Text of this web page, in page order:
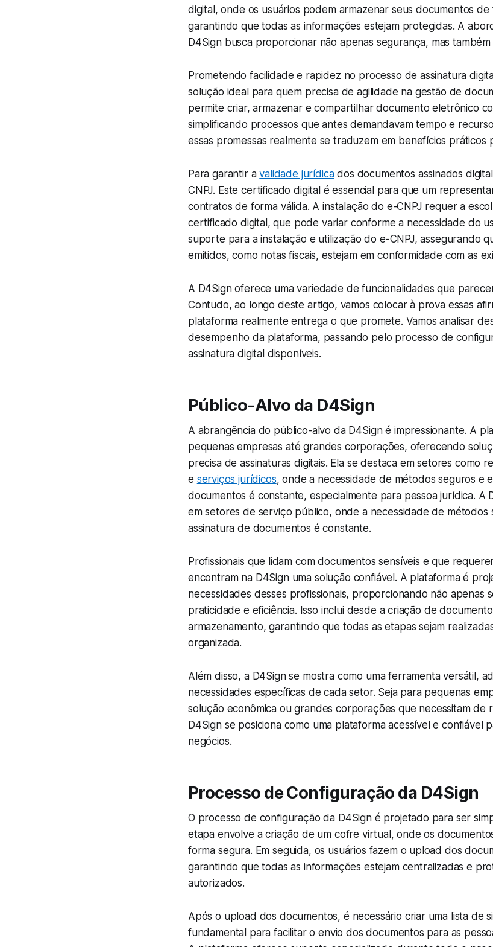
digital, onde os usuários podem armazenar seus documentos
garantindo que todas as informações estejam protegidas. A
D4Sign busca proporcionar não apenas segurança, mas
Prometendo facilidade e rapidez no processo de assinatura
solução ideal para quem precisa de agilidade na gestão de
permite criar, armazenar e compartilhar documento eletrônico
simplificando processos que antes demandavam tempo e
essas promessas realmente se traduzem em benefícios práticos
Para garantir avalidade jurídicados documentos assinados
CNPJ. Este certificado digital é essencial para que um
contratos de forma válida. A instalação do e-CNPJ requer a
certificado digital, que pode variar conforme a necessidade do
suporte para a instalação e utilização do e-CNPJ, assegurando
emitidos, como notas fiscais, estejam em conformidade com as
A D4Sign oferece uma variedade de funcionalidades que
Contudo, ao longo deste artigo, vamos colocar à prova essas
plataforma realmente entrega o que promete. Vamos analisar
desempenho da plataforma, passando pelo processo de
assinatura digital disponíveis.
Público-Alvo da D4Sign
A abrangência do público-alvo da D4Sign é impressionante. A
pequenas empresas até grandes corporações, oferecendo
precisa de assinaturas digitais. Ela se destaca em setores como
e serviços jurídicos, onde a necessidade de métodos seguros e
documentos é constante, especialmente para pessoa jurídica. A
em setores de serviço público, onde a necessidade de métodos
assinatura de documentos é constante.
Profissionais que lidam com documentos sensíveis e que
encontram na D4Sign uma solução confiável. A plataforma é
necessidades desses profissionais, proporcionando não apenas
praticidade e eficiência. Isso inclui desde a criação de
armazenamento, garantindo que todas as etapas sejam
organizada.
Além disso, a D4Sign se mostra como uma ferramenta versátil,
necessidades específicas de cada setor. Seja para pequenas
solução econômica ou grandes corporações que necessitam de
D4Sign se posiciona como uma plataforma acessível e confiável
negócios.
Processo de Configuração da D4Sign
O processo de configuração da D4Sign é projetado para ser
etapa envolve a criação de um cofre virtual, onde os
forma segura. Em seguida, os usuários fazem o upload dos
garantindo que todas as informações estejam centralizadas e
autorizados.
Após o upload dos documentos, é necessário criar uma lista de
fundamental para facilitar o envio dos documentos para as